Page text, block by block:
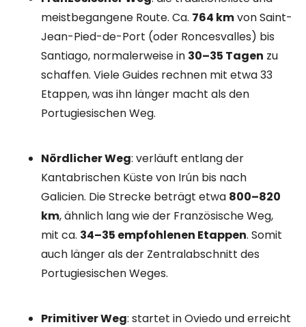
meistbegangene Route. Ca. 764 kmvon Saint-
Jean-Pied-de-Port (oder Roncesvalles) bis
Santiago, normalerweise in 30–35 Tagen zu
schaffen. Viele Guides rechnen mit etwa 33
Etappen, was ihn länger macht als den
Portugiesischen Weg.
Nördlicher Weg: verläuft entlang der
Kantabrischen Küste von Irún bis nach
Galicien. Die Strecke beträgt etwa 800–820
km, ähnlich lang wie der Französische Weg,
mit ca. 34–35 empfohlenen Etappen. Somit
auch länger als der Zentralabschnitt des
Portugiesischen Weges.
Primitiver Weg: startet in Oviedo und erreicht